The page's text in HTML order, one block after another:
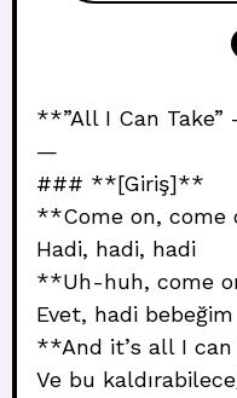
**”All I Can
—
### **[Giriş]**
**Come on, come
Hadi, hadi, hadi
**Uh-huh, come
Evet, hadi bebeğim
**And it’s all I
Ve bu